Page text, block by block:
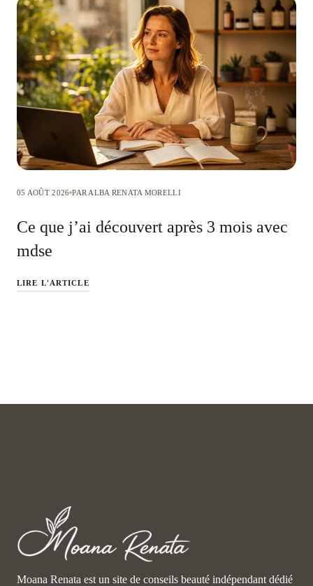
05 AOÛT 2026 PAR ALBA RENATA MORELLI
Ce que j’ai découvert après 3 mois avec
mdse
LIRE L'ARTICLE
Moana Renata est un site de conseils beauté indépendant dédié